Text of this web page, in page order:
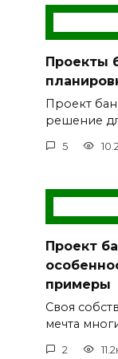
Проекты
Проект
решение
5
Проект
примеры
Своя
мечта
2